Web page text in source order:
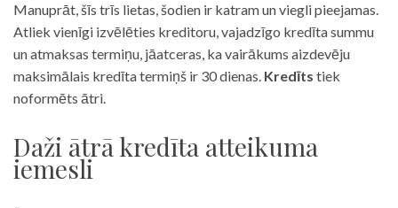
Manuprāt, šīs trīs lietas, šodien ir katram un viegli pieejamas.
Atliek vienīgi izvēlēties kreditoru, vajadzīgo kredīta summu
un atmaksas termiņu, jāatceras, ka vairākums aizdevēju
maksimālais kredīta termiņš ir 30 dienas. Kredīts tiek
noformēts ātri.
Daži ātrā kredīta atteikuma
iemesli